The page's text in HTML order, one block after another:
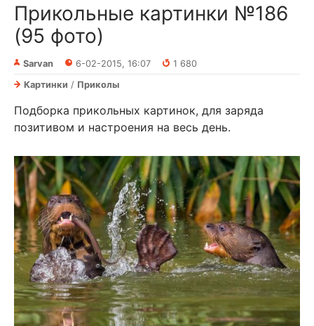
Прикольные картинки №186
(95 фото)
Sarvan 6-02-2015, 16:07
1 680
Картинки / Приколы
Подборка прикольных картинок, для заряда
позитивом и настроения на весь день.